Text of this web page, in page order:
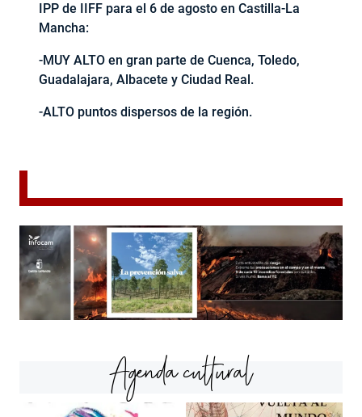
IPP de IIFF para el 6 de agosto en Castilla-La
Mancha:
-MUY ALTO en gran parte de Cuenca, Toledo,
Guadalajara, Albacete y Ciudad Real.
-ALTO puntos dispersos de la región.
Agenda cultural